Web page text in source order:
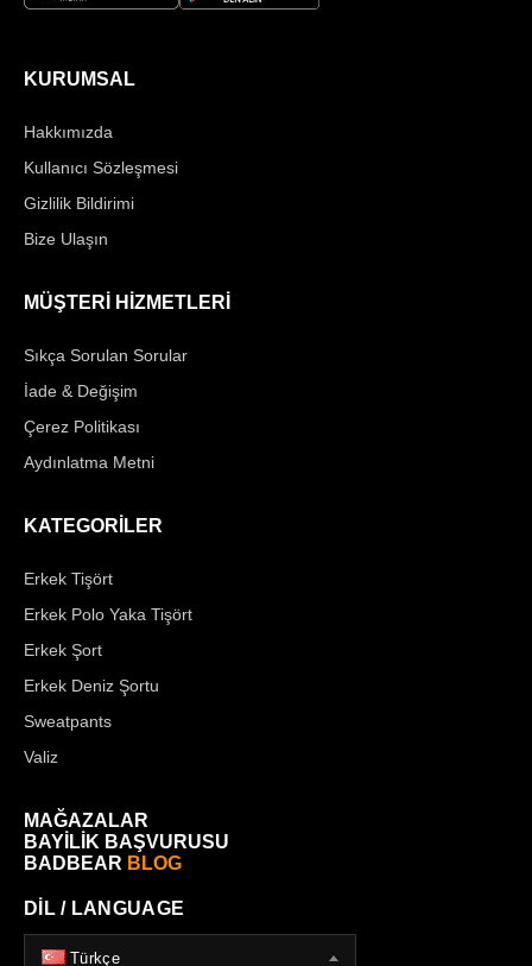
KURUMSAL
Hakkımızda
Kullanıcı Sözleşmesi
Gizlilik Bildirimi
Bize Ulaşın
MÜŞTERİ HİZMETLERİ
Sıkça Sorulan Sorular
İade & Değişim
Çerez Politikası
Aydınlatma Metni
KATEGORİLER
Erkek Tişört
Erkek Polo Yaka Tişört
Erkek Şort
Erkek Deniz Şortu
Sweatpants
Valiz
MAĞAZALAR
BAYİLİK BAŞVURUSU
BADBEAR BLOG
DİL / LANGUAGE
Türkçe